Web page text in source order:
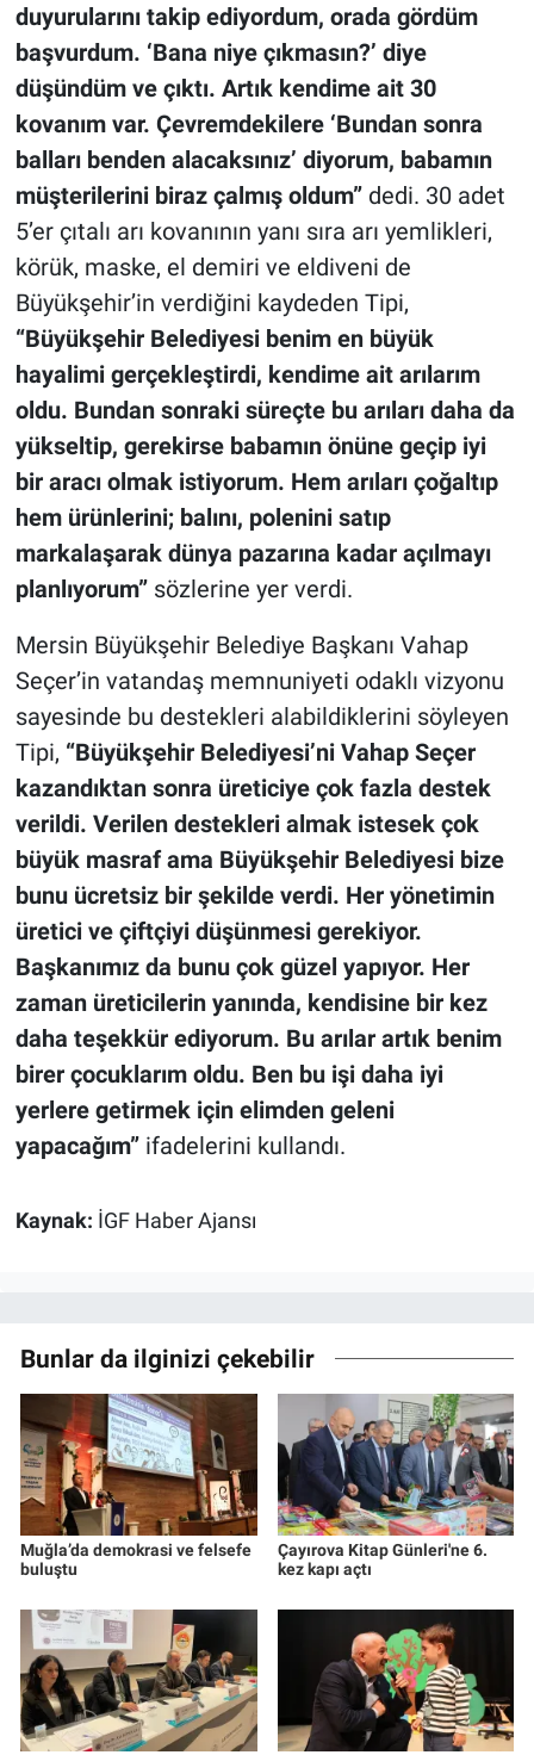
duyurularını takip ediyordum, orada gördüm
başvurdum. ‘Bana niye çıkmasın?’ diye
düşündüm ve çıktı. Artık kendime ait 30
kovanım var. Çevremdekilere ‘Bundan sonra
balları benden alacaksınız’ diyorum, babamın
müşterilerini biraz çalmış oldum”dedi. 30 adet
5’er çıtalı arı kovanının yanı sıra arı yemlikleri,
körük, maske, el demiri ve eldiveni de
Büyükşehir’in verdiğini kaydeden Tipi,
“Büyükşehir Belediyesi benim en büyük
hayalimi gerçekleştirdi, kendime ait arılarım
oldu. Bundan sonraki süreçte bu arıları daha da
yükseltip, gerekirse babamın önüne geçip iyi
bir aracı olmak istiyorum. Hem arıları çoğaltıp
hem ürünlerini; balını, polenini satıp
markalaşarak dünya pazarına kadar açılmayı
planlıyorum”sözlerine yer verdi.
Mersin Büyükşehir Belediye Başkanı Vahap
Seçer’in vatandaş memnuniyeti odaklı vizyonu
sayesinde bu destekleri alabildiklerini söyleyen
Tipi, “Büyükşehir Belediyesi’ni Vahap Seçer
kazandıktan sonra üreticiye çok fazla destek
verildi. Verilen destekleri almak istesek çok
büyük masraf ama Büyükşehir Belediyesi bize
bunu ücretsiz bir şekilde verdi. Her yönetimin
üretici ve çiftçiyi düşünmesi gerekiyor.
Başkanımız da bunu çok güzel yapıyor. Her
zaman üreticilerin yanında, kendisine bir kez
daha teşekkür ediyorum. Bu arılar artık benim
birer çocuklarım oldu. Ben bu işi daha iyi
yerlere getirmek için elimden geleni
yapacağım”ifadelerini kullandı.
Kaynak: İGF Haber Ajansı
Bunlar da ilginizi çekebilir
Muğla’da demokrasi ve felsefe
buluştu
Çayırova Kitap Günleri'ne 6.
kez kapı açtı